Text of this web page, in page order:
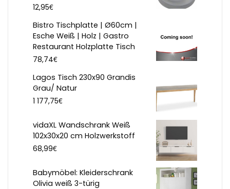
12,95€
Bistro Tischplatte | Ø60cm |
Esche Weiß | Holz | Gastro
Restaurant Holzplatte Tisch
78,74€
Lagos Tisch 230x90 Grandis
Grau/ Natur
1 177,75€
vidaXL Wandschrank Weiß
102x30x20 cm Holzwerkstoff
68,99€
Babymöbel: Kleiderschrank
Olivia weiß 3-türig